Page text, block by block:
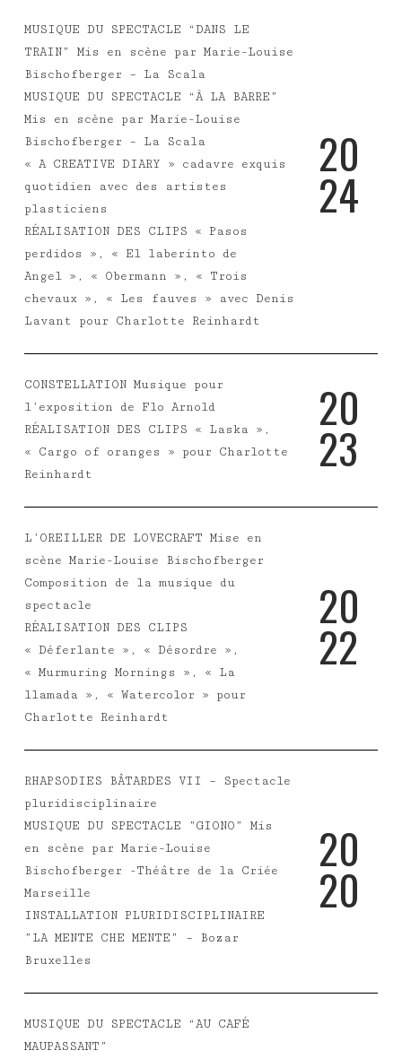
MUSIQUE DU SPECTACLE “DANS LE
TRAIN” Mis en scène par Marie-Louise
Bischofberger – La Scala
MUSIQUE DU SPECTACLE “À LA BARRE”
Mis en scène par Marie-Louise
Bischofberger – La Scala
« A CREATIVE DIARY » cadavre exquis
quotidien avec des artistes
plasticiens
RÉALISATION DES CLIPS « Pasos
perdidos », « El laberinto de
Angel », « Obermann », « Trois
chevaux », « Les fauves » avec Denis
Lavant pour Charlotte Reinhardt
20
24
CONSTELLATION Musique pour
l’exposition de Flo Arnold
RÉALISATION DES CLIPS « Laska »,
« Cargo of oranges » pour Charlotte
Reinhardt
20
23
L’OREILLER DE LOVECRAFT Mise en
scène Marie-Louise Bischofberger
Composition de la musique du
spectacle
RÉALISATION DES CLIPS
« Déferlante », « Désordre »,
« Murmuring Mornings », « La
llamada », « Watercolor » pour
Charlotte Reinhardt
20
22
RHAPSODIES BÂTARDES VII – Spectacle
pluridisciplinaire
MUSIQUE DU SPECTACLE ”GIONO” Mis
en scène par Marie-Louise
Bischofberger -Théâtre de la Criée
Marseille
INSTALLATION PLURIDISCIPLINAIRE
”LA MENTE CHE MENTE” – Bozar
Bruxelles
20
20
MUSIQUE DU SPECTACLE “AU CAFÉ
MAUPASSANT”